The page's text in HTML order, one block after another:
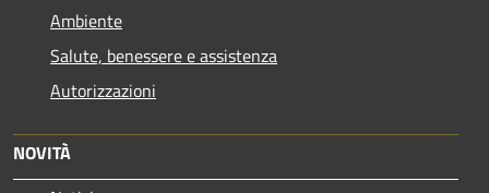
Ambiente
Salute, benessere e assistenza
Autorizzazioni
NOVITÀ